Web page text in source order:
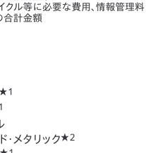
クル等に必要な費用、情報管理料
合計金額
・メタリック★2